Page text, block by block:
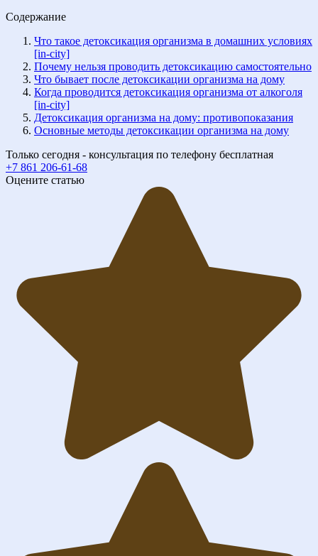
Содержание
Что такое детоксикация организма в домашних условиях
[in-city]
Почему нельзя проводить детоксикацию самостоятельно
Что бывает после детоксикации организма на дому
Когда проводится детоксикация организма от алкоголя
[in-city]
Детоксикация организма на дому: противопоказания
Основные методы детоксикации организма на дому
Только сегодня - консультация по телефону бесплатная
+7 861 206-61-68
Оцените статью